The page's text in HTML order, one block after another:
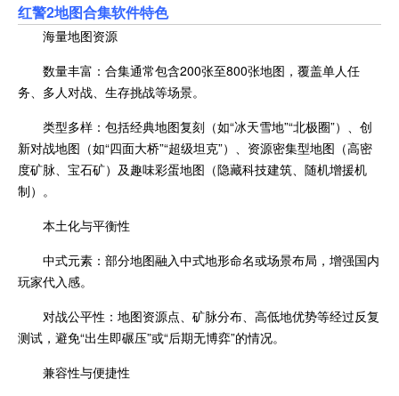
红警2地图合集软件特色
海量地图资源
数量丰富：合集通常包含200张至800张地图，覆盖单人任
务、多人对战、生存挑战等场景。
类型多样：包括经典地图复刻（如“冰天雪地”“北极圈”）、创
新对战地图（如“四面大桥”“超级坦克”）、资源密集型地图（高密
度矿脉、宝石矿）及趣味彩蛋地图（隐藏科技建筑、随机增援机
制）。
本土化与平衡性
中式元素：部分地图融入中式地形命名或场景布局，增强国内
玩家代入感。
对战公平性：地图资源点、矿脉分布、高低地优势等经过反复
测试，避免“出生即碾压”或“后期无博弈”的情况。
兼容性与便捷性